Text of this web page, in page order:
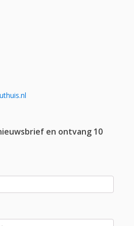
en ontvang 10